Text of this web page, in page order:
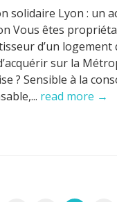
solidaire Lyon : un
Vous êtes
d’un logement
sur la
? Sensible à la
read more →